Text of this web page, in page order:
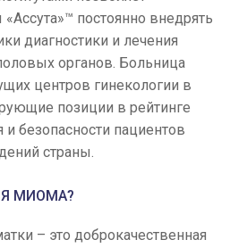
постоянно внедрять
диагностики и лечения
органов. Больница
центров гинекологии в
позиции в рейтинге
безопасности пациентов
страны.
МИОМА?
– это доброкачественная